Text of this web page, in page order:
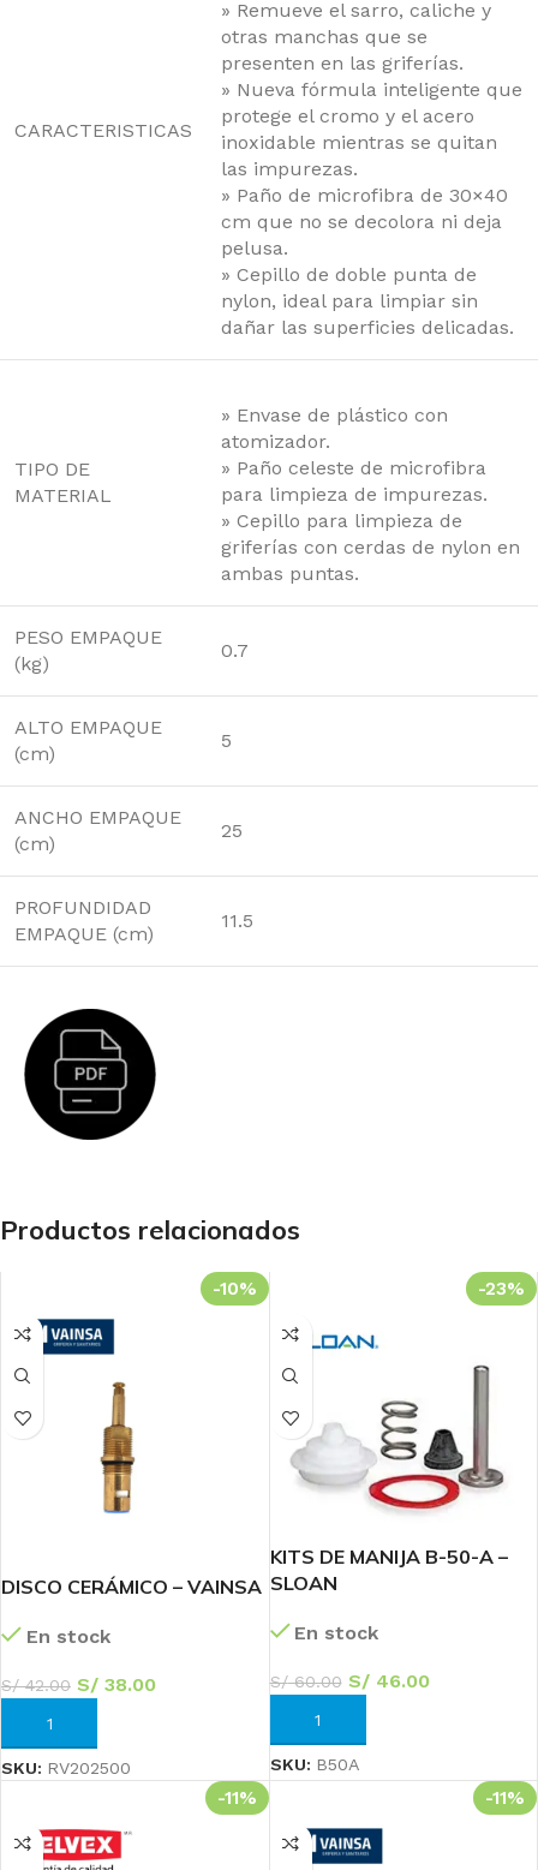
CARACTERISTICAS
» Remueve el sarro, caliche y
otras manchas que se
presenten en las griferías.
» Nueva fórmula inteligente que
protege el cromo y el acero
inoxidable mientras se quitan
las impurezas.
» Paño de microfibra de 30×40
cm que no se decolora ni deja
pelusa.
» Cepillo de doble punta de
nylon, ideal para limpiar sin
dañar las superficies delicadas.
TIPO DE
MATERIAL
» Envase de plástico con
atomizador.
» Paño celeste de microfibra
para limpieza de impurezas.
» Cepillo para limpieza de
griferías con cerdas de nylon en
ambas puntas.
PESO EMPAQUE
(kg)
0.7
ALTO EMPAQUE
(cm)
5
ANCHO EMPAQUE
(cm)
25
PROFUNDIDAD
EMPAQUE (cm)
11.5
Productos relacionados
-10%
DISCO CERÁMICO – VAINSA
En stock
S/42.00 S/ 38.00
AÑADIR AL CARRITO
SKU: RV202500
-23%
KITS DE MANIJA B-50-A –
SLOAN
En stock
S/60.00 S/46.00
AÑADIR AL CARRITO
SKU: B50A
-11% -11%